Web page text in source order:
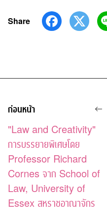
Share
ก่อนหน้า
"Law and Creativity"
การบรรยายพิเศษโดย
Professor Richard
Cornes จาก School of
Law, University of
Essex สหราชอาณาจักร